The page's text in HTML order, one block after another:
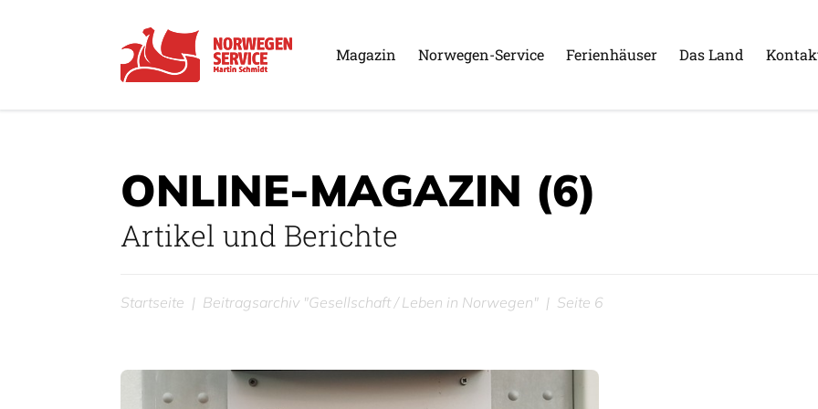
Magazin Norwegen-Service Ferienhäuser Das Land
ONLINE-MAGAZIN (6)
Artikel und Berichte
Startseite Beitragsarchiv "Gesellschaft / Leben in Norwegen" Seite 6